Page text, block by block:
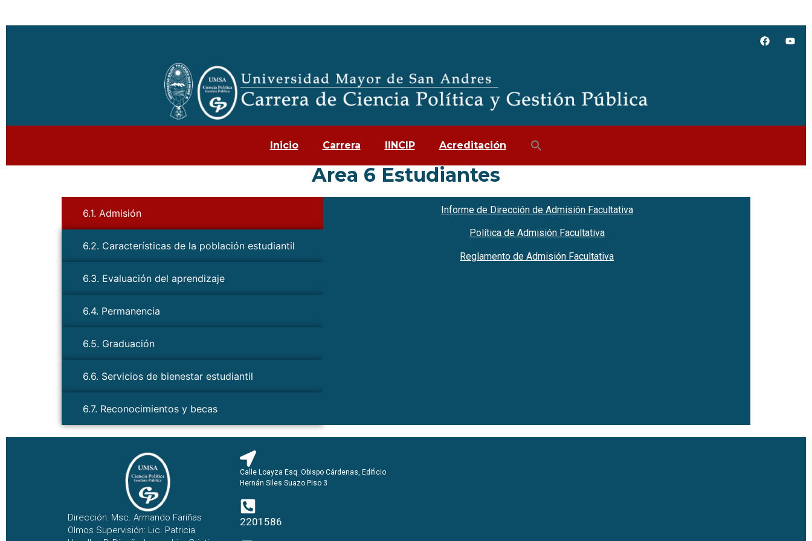
Inicio Carrera IINCIP Acreditación
Area 6 Estudiantes
6.1. Admisión
6.2. Características de la población estudiantil
6.3. Evaluación del aprendizaje
6.4. Permanencia
6.5. Graduación
6.6. Servicios de bienestar estudiantil
6.7. Reconocimientos y becas
Informe de Dirección de Admisión Facultativa
Política de Admisión Facultativa
Reglamento de Admisión Facultativa
Dirección: Msc. Armando Fariñas
Olmos Supervisión: Lic. Patricia
Calle Loayza Esq. Obispo Cárdenas, Edificio
Hernán Siles Suazo Piso 3
2201586